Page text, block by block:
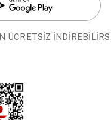
ÜCRETSİZ